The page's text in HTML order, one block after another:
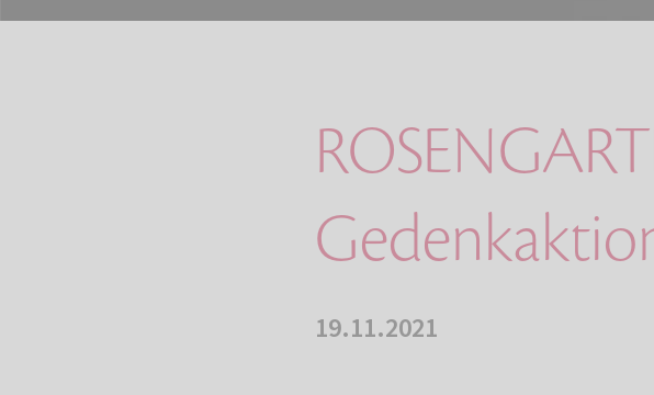
19.11.2021